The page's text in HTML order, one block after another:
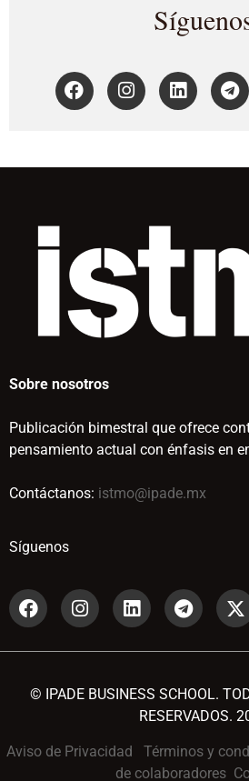
Sobre nosotros
Publicación bimestral que ofrece
pensamiento actual con énfasis en
Contáctanos: istmo@ipade.mx
Síguenos
© IPADE BUSINESS SCHOOL.
RESERVADOS.
Aviso de Privacidad Términos y
de colaboradores